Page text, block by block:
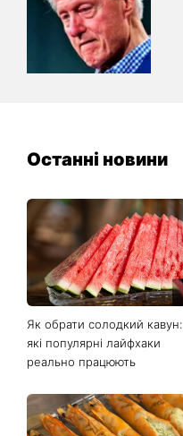
Останні новини
Як обрати солодкий кавун:
які популярні лайфхаки
реально працюють